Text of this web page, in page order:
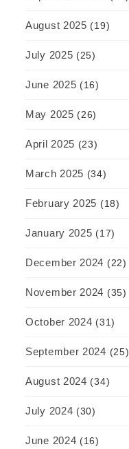
August 2025 (19)
July 2025 (25)
June 2025 (16)
May 2025 (26)
April 2025 (23)
March 2025 (34)
February 2025 (18)
January 2025 (17)
December 2024 (22)
November 2024 (35)
October 2024 (31)
September 2024 (25)
August 2024 (34)
July 2024 (30)
June 2024 (16)